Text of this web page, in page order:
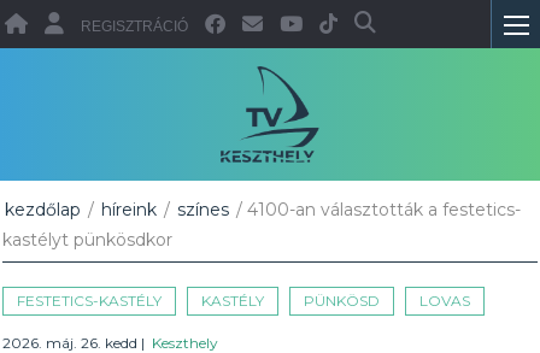
REGISZTRÁCIÓ
kezdőlap / híreink / színes / 4100-an választották a festetics-
kastélyt pünkösdkor
FESTETICS-KASTÉLY KASTÉLY PÜNKÖSD LOVAS
2026. máj. 26. kedd | Keszthely